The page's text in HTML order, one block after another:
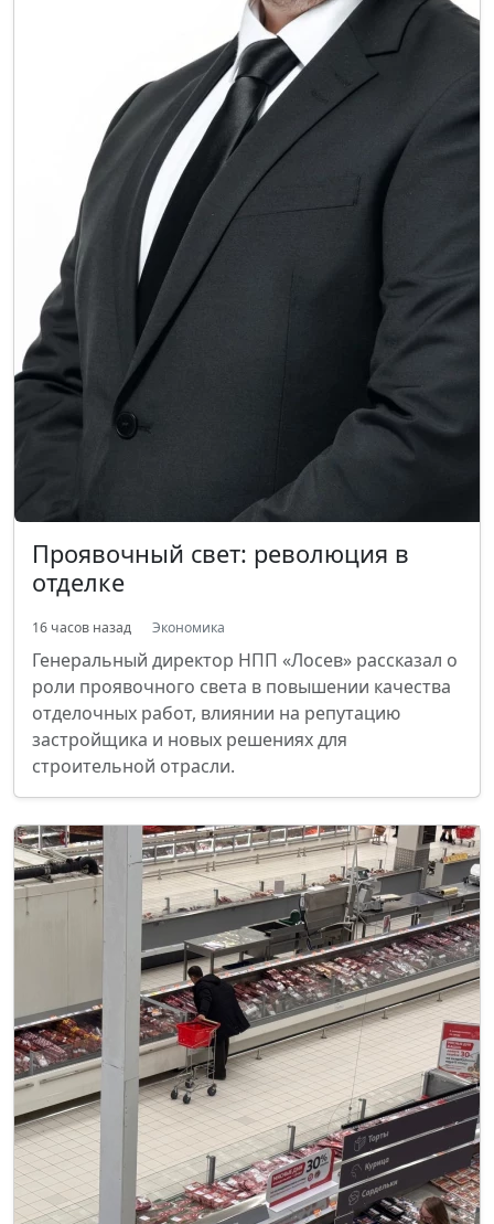
Проявочный свет: революция в
отделке
16 часов назад Экономика
Генеральный директор НПП «Лосев» рассказал о
роли проявочного света в повышении качества
отделочных работ, влиянии на репутацию
застройщика и новых решениях для
строительной отрасли.